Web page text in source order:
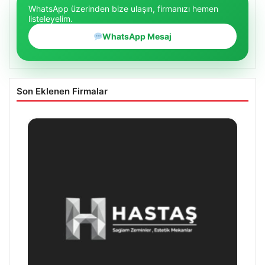
WhatsApp üzerinden bize ulaşın, firmanızı hemen
listeleyelim.
WhatsApp Mesaj
Son Eklenen Firmalar